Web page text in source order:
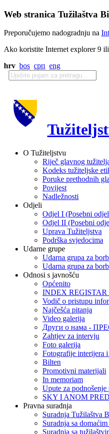
Web stranica Tužilaštva
Preporučujemo nadogradnju na
Ako koristite Internet explorer 9
hrv bos срп eng
O Tužiteljstvu
Riječ glavnog
Kodeks tužiteljske
Poruke prethodnih
Povijest
Nadležnosti
Odjeli
Odjel I (Posebni
Odjel II (Posebni
Uprava Tužiteljstva
Podrška svjedocima
Udarne grupe
Udarna grupa za
Udarna grupa za
Odnosi s javnošću
Općenito
INDEX REGISTAR
Vodič o pristupu
Najčešća pitanja
Video galerija
Други о нама -
Zahtjev za intervju
Foto galerija
Fotografije interijera i
Bilten
Promotivni materijali
In memoriam
Upute za
SKY I ANOM
Pravna suradnja
Suradnja Tužilaštva
Suradnja sa
Suradnja sa